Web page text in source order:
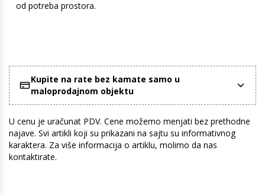
od potreba prostora.
Kupite na rate bez kamate samo u
maloprodajnom objektu
U cenu je uračunat PDV. Cene možemo menjati bez prethodne
najave. Svi artikli koji su prikazani na sajtu su informativnog
karaktera. Za više informacija o artiklu, molimo da nas
kontaktirate.